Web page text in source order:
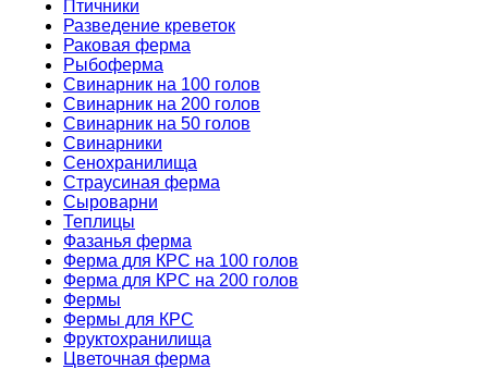
Птичники
Разведение креветок
Раковая ферма
Рыбоферма
Свинарник на 100 голов
Свинарник на 200 голов
Свинарник на 50 голов
Свинарники
Сенохранилища
Страусиная ферма
Сыроварни
Теплицы
Фазанья ферма
Ферма для КРС на 100 голов
Ферма для КРС на 200 голов
Фермы
Фермы для КРС
Фруктохранилища
Цветочная ферма